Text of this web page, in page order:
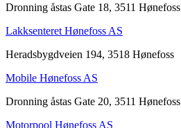
Dronning åstas Gate 18, 3511 Hønefoss
Lakksenteret Hønefoss AS
Heradsbygdveien 194, 3518 Hønefoss
Mobile Hønefoss AS
Dronning åstas Gate 20, 3511 Hønefoss
Motorpool Hønefoss AS